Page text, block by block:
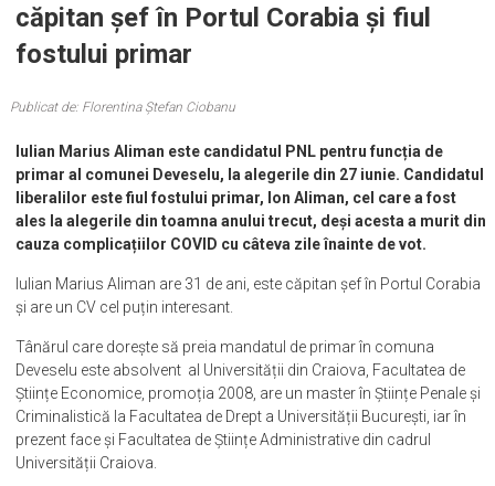
căpitan șef în Portul Corabia și fiul
fostului primar
Publicat de: Florentina Ștefan Ciobanu
Iulian Marius Aliman este candidatul PNL pentru funcția de
primar al comunei Deveselu, la alegerile din 27 iunie. Candidatul
liberalilor este fiul fostului primar, Ion Aliman, cel care a fost
ales la alegerile din toamna anului trecut, deși acesta a murit din
cauza complicațiilor COVID cu câteva zile înainte de vot.
Iulian Marius Aliman are 31 de ani, este căpitan șef în Portul Corabia
și are un CV cel puțin interesant.
Tânărul care dorește să preia mandatul de primar în comuna
Deveselu este absolvent al Universității din Craiova, Facultatea de
Științe Economice, promoția 2008, are un master în Științe Penale și
Criminalistică la Facultatea de Drept a Universității București, iar în
prezent face și Facultatea de Științe Administrative din cadrul
Universității Craiova.